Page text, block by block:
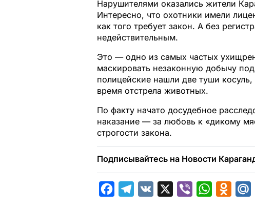
Нарушителями оказались жители
Интересно, что охотники имели
как того требует закон. А без
недействительным.
Это — одно из самых частых
маскировать незаконную добычу
полицейские нашли две туши
время отстрела животных.
По факту начато досудебное
наказание — за любовь к «дикому
строгости закона.
Подписывайтесь на Новости
W